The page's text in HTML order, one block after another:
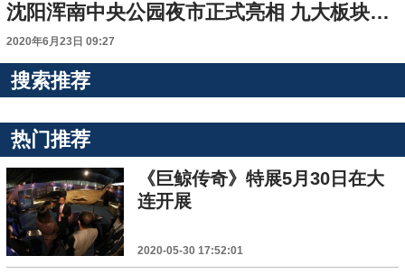
沈阳浑南中央公园夜市正式亮相 九大板块活动有吃有玩
2020年6月23日 09:27
搜索推荐
热门推荐
《巨鲸传奇》特展5月30日在大
连开展
2020-05-30 17:52:01